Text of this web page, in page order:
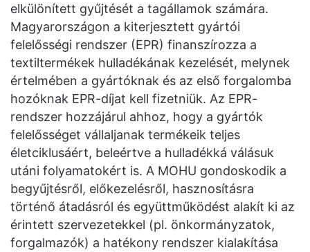
elkülönített gyűjtését a tagállamok számára.
Magyarországon a kiterjesztett gyártói
felelősségi rendszer (EPR) finanszírozza a
textiltermékek hulladékának kezelését, melynek
értelmében a gyártóknak és az első forgalomba
hozóknak EPR-díjat kell fizetniük. Az EPR-
rendszer hozzájárul ahhoz, hogy a gyártók
felelősséget vállaljanak termékeik teljes
életciklusáért, beleértve a hulladékká válásuk
utáni folyamatokért is. A MOHU gondoskodik a
begyűjtésről, előkezelésről, hasznosításra
történő átadásról és együttműködést alakít ki az
érintett szervezetekkel (pl. önkormányzatok,
forgalmazók) a hatékony rendszer kialakítása